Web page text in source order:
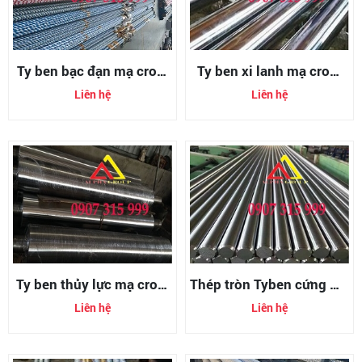
Ty ben bạc đạn mạ crom
(chrome)
Liên hệ
Ty ben xi lanh mạ crom
(chrome)
Liên hệ
Ty ben thủy lực mạ crom
(chrome)
Liên hệ
Thép tròn Tyben cứng mạ
crom phi
140/150/160/170/180/
Liên hệ